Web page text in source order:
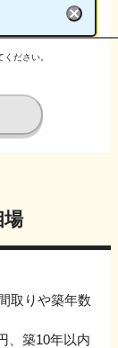
ださい。
場
取りや築年数
築10年以内